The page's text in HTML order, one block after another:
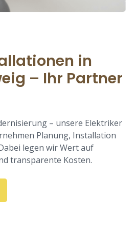
in
– Ihr Partner
– unsere Elektriker
Planung, Installation
legen wir Wert auf
transparente Kosten.